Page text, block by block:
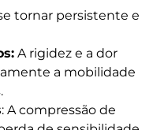
tornar persistente e
A rigidez e a dor
a mobilidade
: A compressão de